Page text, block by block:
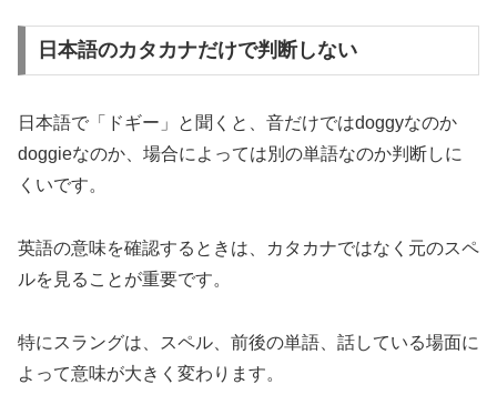
日本語のカタカナだけで判断しない
日本語で「ドギー」と聞くと、音だけではdoggyなのか
doggieなのか、場合によっては別の単語なのか判断しに
くいです。
英語の意味を確認するときは、カタカナではなく元のスペ
ルを見ることが重要です。
特にスラングは、スペル、前後の単語、話している場面に
よって意味が大きく変わります。